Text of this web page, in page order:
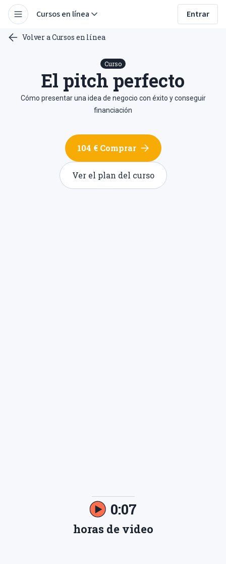
Cursos en línea Entrar
Volver a Cursos en línea
Curso
El pitch perfecto
Cómo presentar una idea de negocio con éxito y conseguir
financiación
104 € Comprar
Ver el plan del curso
0:07
horas de video